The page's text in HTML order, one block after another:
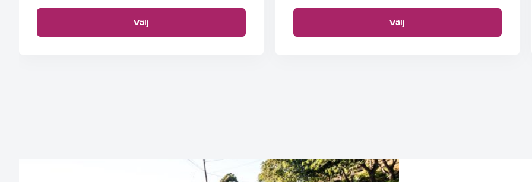
Välj Välj